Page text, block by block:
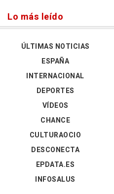
Lo más leído
ÚLTIMAS NOTICIAS
ESPAÑA
INTERNACIONAL
DEPORTES
VÍDEOS
CHANCE
CULTURAOCIO
DESCONECTA
EPDATA.ES
INFOSALUS